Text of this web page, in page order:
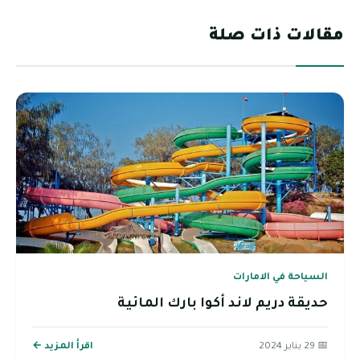
مقالات ذات صلة
السياحة في الامارات
حديقة دريم لاند أكوا بارك المائية
📅 29 يناير 2024 اقرأ المزيد ←